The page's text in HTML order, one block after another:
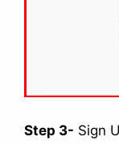
Step 3- Sign